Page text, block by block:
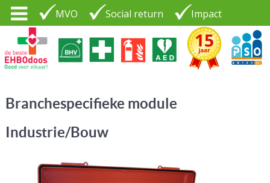
MVO Social return Impact
PSO30+
Tel. 035 - 7370265
LOGIN |
CONTACT
Branchespecifieke module
Industrie/Bouw